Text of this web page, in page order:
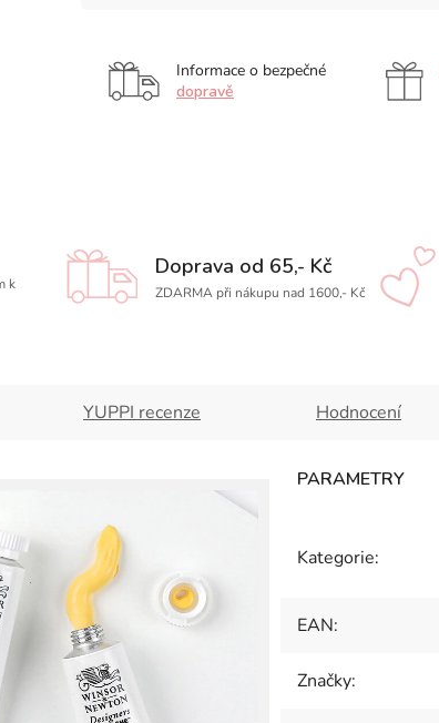
Informace o bezpečné
dopravě
k
Doprava od 65,- Kč
ZDARMA při nákupu nad 1600,- Kč
YUPPI recenze Hodnocení
Kategorie:
EAN:
Značky: